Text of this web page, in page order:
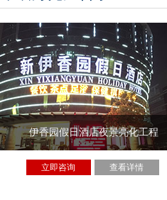
伊香园假日酒店夜景亮化工程
立即咨询 查看详情